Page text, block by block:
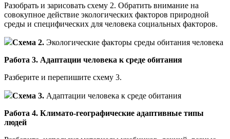
Разобрать и зарисовать схему 2. Обратить внимание на
совокупное действие экологических факторов природной
среды и специфических для человека социальных факторов.
Схема 2. Экологические факторы среды обитания человека
Работа 3. Адаптации человека к среде обитания
Разберите и перепишите схему 3.
Схема 3. Адаптации человека к среде обитания
Работа 4. Климато-географические адаптивные типы
людей